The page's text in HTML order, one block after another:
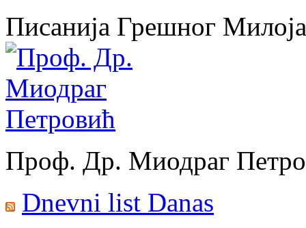
Писанија Грешног Милоја
Проф. Др. Миодраг
Dnevni list Danas